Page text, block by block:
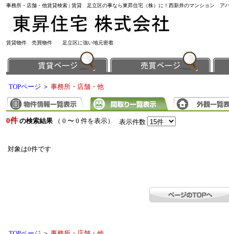
事務所・店舗・他賃貸検索 | 賃貸 足立区の事なら東昇住宅（株）に！西新井のマンション
賃貸物件 売買物件 足立区に強い地元密着
TOPページ ＞ 事務所・店舗・他
0件 の検索結果 （ 0 〜 0 件を表示） 表示件数
対象は0件です